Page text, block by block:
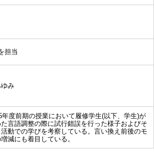
担当
み
年度前期の授業において履修学生(以下、学生)が
言語調整の際に試行錯誤を行った様子およびそ
動での学びを考察している。言い換え前後のモ
減にも着目している。